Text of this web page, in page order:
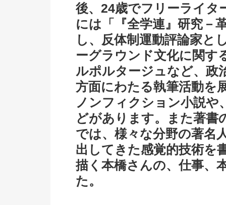
後、24歳でフリーライタ
には「『全学連』研究－
し、反体制運動評論家と
ーグラウンド文化に関す
ルポルタージュなど、政
方面にわたる執筆活動を
ノンフィクション小説や
どがあります。また著書
では、様々な分野の著名
出してきた感覚的技術を
描く本橋さんの、仕事、
た。